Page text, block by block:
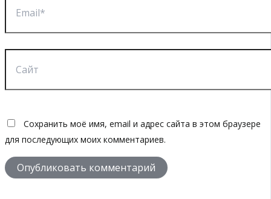
Сохранить моё имя, email и адрес сайта в этом браузере
для последующих моих комментариев.